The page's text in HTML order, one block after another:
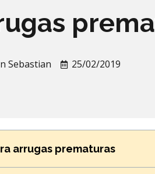
Sebastian 25/02/2019
arrugas prematuras